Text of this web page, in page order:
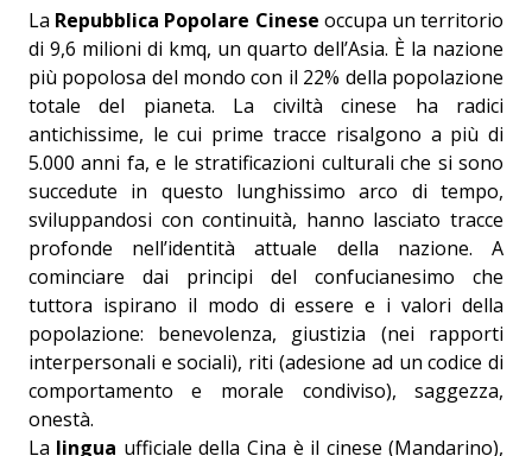
La Repubblica Popolare Cinese occupa un territorio
di 9,6 milioni di kmq, un quarto dell’Asia. È la nazione
più popolosa del mondo con il 22% della popolazione
totale del pianeta. La civiltà cinese ha radici
antichissime, le cui prime tracce risalgono a più di
5.000 anni fa, e le stratificazioni culturali che si sono
succedute in questo lunghissimo arco di tempo,
sviluppandosi con continuità, hanno lasciato tracce
profonde nell’identità attuale della nazione. A
cominciare dai principi del confucianesimo che
tuttora ispirano il modo di essere e i valori della
popolazione: benevolenza, giustizia (nei rapporti
interpersonali e sociali), riti (adesione ad un codice di
comportamento e morale condiviso), saggezza,
onestà.
La lingua ufficiale della Cina è il cinese (Mandarino),